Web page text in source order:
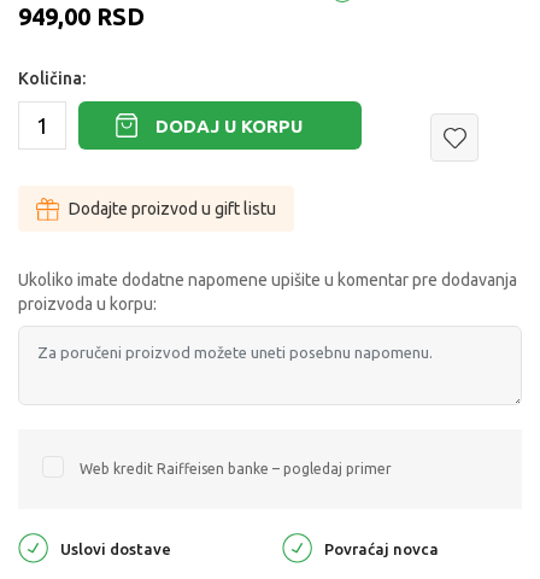
949,00 RSD
Količina:
DODAJ U KORPU
Dodajte proizvod u gift listu
Ukoliko imate dodatne napomene upišite u komentar pre dodavanja
proizvoda u korpu:
Web kredit Raiffeisen banke – pogledaj primer
Uslovi dostave Povraćaj novca